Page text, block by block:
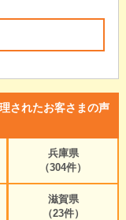
されたお客さまの声
兵庫県
（304件）
滋賀県
（23件）